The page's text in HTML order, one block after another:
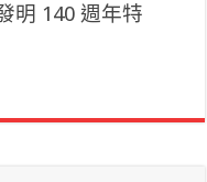
明 140 週年特